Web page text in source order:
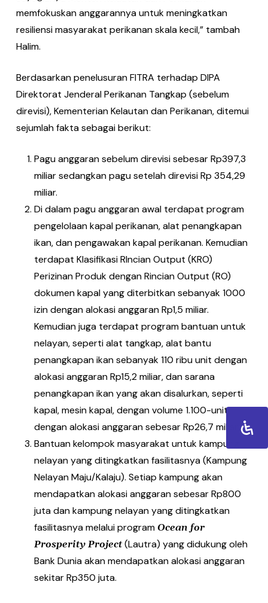
memfokuskan anggarannya untuk meningkatkan
resiliensi masyarakat perikanan skala kecil,” tambah
Halim.
Berdasarkan penelusuran FITRA terhadap DIPA
Direktorat Jenderal Perikanan Tangkap (sebelum
direvisi), Kementerian Kelautan dan Perikanan, ditemui
sejumlah fakta sebagai berikut:
Pagu anggaran sebelum direvisi sebesar Rp397,3
miliar sedangkan pagu setelah direvisi Rp 354,29
miliar.
Di dalam pagu anggaran awal terdapat program
pengelolaan kapal perikanan, alat penangkapan
ikan, dan pengawakan kapal perikanan. Kemudian
terdapat Klasifikasi RIncian Output (KRO)
Perizinan Produk dengan Rincian Output (RO)
dokumen kapal yang diterbitkan sebanyak 1000
izin dengan alokasi anggaran Rp1,5 miliar.
Kemudian juga terdapat program bantuan untuk
nelayan, seperti alat tangkap, alat bantu
penangkapan ikan sebanyak 110 ribu unit dengan
alokasi anggaran Rp15,2 miliar, dan sarana
penangkapan ikan yang akan disalurkan, seperti
kapal, mesin kapal, dengan volume 1.100-unit
dengan alokasi anggaran sebesar Rp26,7 miliar.
Bantuan kelompok masyarakat untuk kampung
nelayan yang ditingkatkan fasilitasnya (Kampung
Nelayan Maju/Kalaju). Setiap kampung akan
mendapatkan alokasi anggaran sebesar Rp800
juta dan kampung nelayan yang ditingkatkan
fasilitasnya melalui program Ocean for
Prosperity Project(Lautra) yang didukung oleh
Bank Dunia akan mendapatkan alokasi anggaran
sekitar Rp350 juta.